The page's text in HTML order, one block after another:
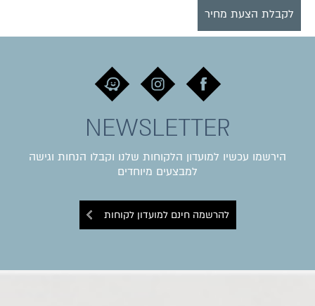
לקבלת הצעת מחיר
NEWSLETTER
הירשמו עכשיו למועדון הלקוחות שלנו וקבלו הנחות וגישה
למבצעים מיוחדים
להרשמה חינם למועדון לקוחות